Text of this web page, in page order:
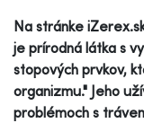
Na stránke
je prírodná látka s
stopových prvkov,
organizmu." Jeho
problémoch s